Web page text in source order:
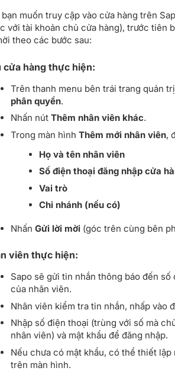
bạn muốn truy cập vào cửa hàng trên
với tài khoản chủ cửa hàng), trước tiên
theo các bước sau:
cửa hàng thực hiện:
Trên thanh menu bên trái trang quản
phân quyền.
Nhấn nút Thêm nhân viên khác.
Trong màn hình Thêm mới nhân viên,
Họ và tên nhân viên
Số điện thoại đăng nhập cửa
Vai trò
Chi nhánh (nếu có)
Nhấn Gửi lời mời (góc trên cùng bên
viên thực hiện:
Sapo sẽ gửi tin nhắn thông báo đến
của nhân viên.
Nhân viên kiểm tra tin nhắn, nhấp vào
Nhập số điện thoại (trùng với số mà
nhân viên) và mật khẩu để đăng nhập.
Nếu chưa có mật khẩu, có thể thiết
trên màn hình.